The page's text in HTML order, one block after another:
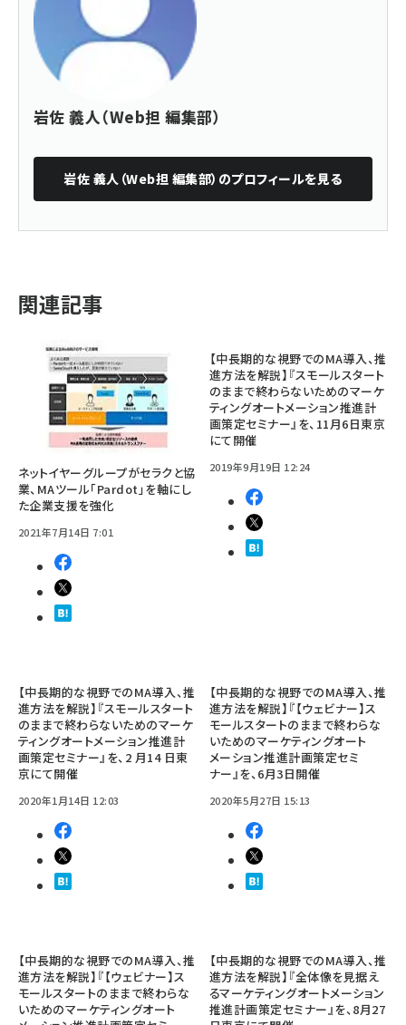
岩佐 義人（Web担 編集部）
岩佐 義人（Web担 編集部） のプロフィールを見る
関連記事
ネットイヤーグループがセラクと協
業、MAツール「Pardot」を軸にし
た企業支援を強化
2021年7月14日 7:01
【中長期的な視野でのMA導入、推
進方法を解説】『スモールスタート
のままで終わらないためのマーケ
ティングオートメーション推進計
画策定セミナー』を、11月6日東京
にて開催
2019年9月19日 12:24
【中長期的な視野でのMA導入、推
進方法を解説】『スモールスタート
のままで終わらないためのマーケ
ティングオートメーション推進計
画策定セミナー』を、2 月14 日東
京にて開催
2020年1月14日 12:03
【中長期的な視野でのMA導入、推
進方法を解説】『【ウェビナー】ス
モールスタートのままで終わらな
いためのマーケティングオート
メーション推進計画策定セミ
ナー』を、6月3日開催
2020年5月27日 15:13
【中長期的な視野でのMA導入、推
進方法を解説】『【ウェビナー】ス
モールスタートのままで終わらな
いためのマーケティングオート
【中長期的な視野でのMA導入、推
進方法を解説】『全体像を見据え
るマーケティングオートメーション
推進計画策定セミナー』を、8月27